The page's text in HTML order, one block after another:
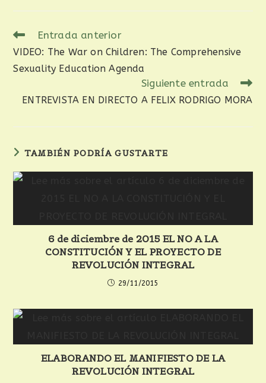
Entrada anterior
VIDEO: The War on Children: The Comprehensive
Sexuality Education Agenda
Siguiente entrada
ENTREVISTA EN DIRECTO A FELIX RODRIGO MORA
TAMBIÉN PODRÍA GUSTARTE
6 de diciembre de 2015 EL NO A LA
CONSTITUCIÓN Y EL PROYECTO DE
REVOLUCIÓN INTEGRAL
29/11/2015
ELABORANDO EL MANIFIESTO DE LA
REVOLUCIÓN INTEGRAL